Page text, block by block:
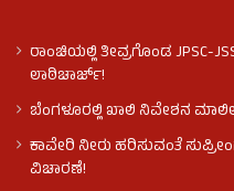
ರಾಂಚಿಯಲ್ಲಿ ತೀವ್ರಗೊಂಡ JPSC-
ಲಾಠಿಚಾರ್ಜ್!
ಬೆಂಗಳೂರಲ್ಲಿ ಖಾಲಿ ನಿವೇಶನ
ಕಾವೇರಿ ನೀರು ಹರಿಸುವಂತೆ
ವಿಚಾರಣೆ!